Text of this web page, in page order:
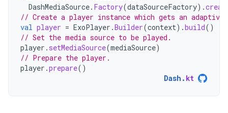
DashMediaSource. Factory(dataSourceFactory).
// Create a player instance which gets an
val player = ExoPlayer .Builder(context).build()
// Set the media source to be played.
player . setMediaSource(mediaSource)
// Prepare the player.
player .prepare()
Dash . kt